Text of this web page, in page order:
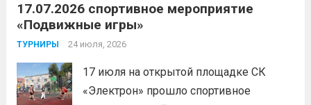
заняла 1 место на дистанции 3000 м. с
результатом 10.01,78. Подготовил
спортсменку тренер-преподаватель
дальше
17.07.2026 спортивное мероприятие
«Подвижные игры»
ТУРНИРЫ 24 июля, 2026
17 июля на открытой площадке СК
«Электрон» прошло спортивное